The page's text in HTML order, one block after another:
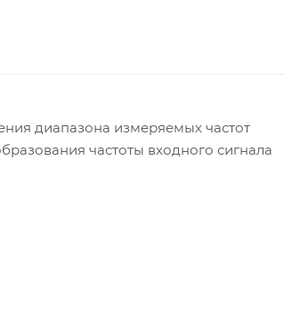
диапазона измеряемых частот
частоты входного сигнала